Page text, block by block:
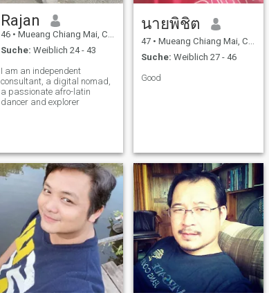
Rajan
46 • Mueang Chiang Mai, Chiang Mai, Thailand
Suche: Weiblich 24 - 43
I am an independent
consultant, a digital nomad,
a passionate afro-latin
dancer and explorer
นายพิชิต
47 • Mueang Chiang Mai, Chiang Mai, Thailand
Suche: Weiblich 27 - 46
Good